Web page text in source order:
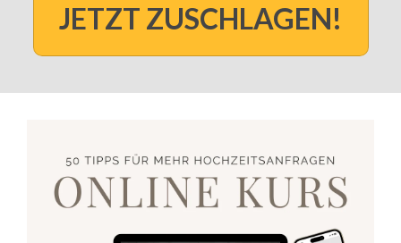
JETZT ZUSCHLAGEN!